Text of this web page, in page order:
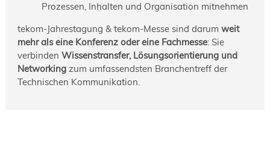
Prozessen, Inhalten und Organisation mitnehmen
tekom-Jahrestagung & tekom-Messe sind darum weit
mehr als eine Konferenz oder eine Fachmesse: Sie
verbinden Wissenstransfer, Lösungsorientierung und
Networkingzum umfassendsten Branchentreff der
Technischen Kommunikation.